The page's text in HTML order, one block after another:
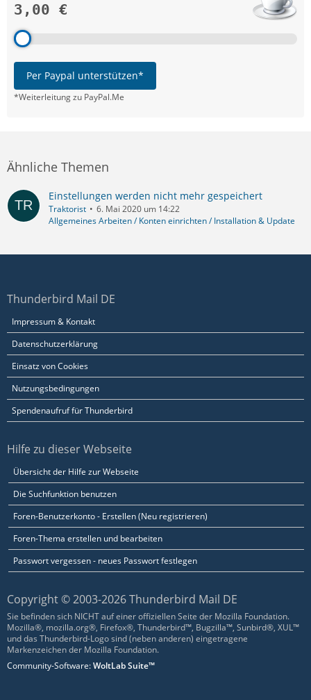
3,00 €
Per Paypal unterstützen*
*Weiterleitung zu PayPal.Me
Ähnliche Themen
Einstellungen werden nicht mehr gespeichert
Traktorist
6. Mai 2020 um 14:22
Allgemeines Arbeiten / Konten einrichten / Installation & Update
Thunderbird Mail DE
Impressum & Kontakt
Datenschutzerklärung
Einsatz von Cookies
Nutzungsbedingungen
Spendenaufruf für Thunderbird
Hilfe zu dieser Webseite
Übersicht der Hilfe zur Webseite
Die Suchfunktion benutzen
Foren-Benutzerkonto - Erstellen (Neu registrieren)
Foren-Thema erstellen und bearbeiten
Passwort vergessen - neues Passwort festlegen
Copyright © 2003-2026 Thunderbird Mail DE
Sie befinden sich NICHT auf einer offiziellen Seite der Mozilla Foundation.
Mozilla®, mozilla.org®, Firefox®, Thunderbird™, Bugzilla™, Sunbird®, XUL™
und das Thunderbird-Logo sind (neben anderen) eingetragene
Markenzeichen der Mozilla Foundation.
Community-Software:WoltLab Suite™